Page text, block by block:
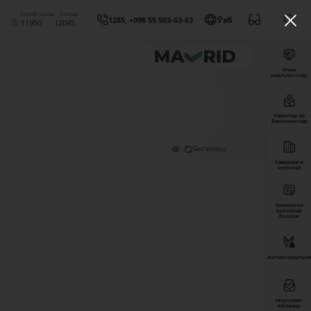
Сотиб олиш
11950
Сотиш
12045 1285, +998 55 503-63-63 Ўзб
Янгилаш: ...
Очиқ
маълумотлар
Офислар ва
банкоматлар
Савдодаги
мулклар
Қимматли
қоғозлар
бозори
Антикоррупция
Мурожаат
юбориш